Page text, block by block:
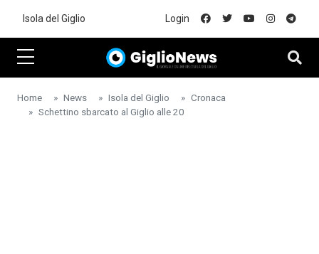
Isola del Giglio Login
Home News Isola del Giglio
Cronaca
Schettino sbarcato al Giglio alle 20